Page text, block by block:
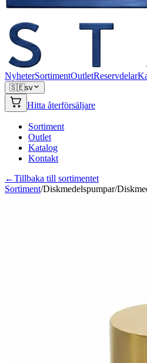
NyheterSortimentOutletReservdelar
🇸🇪sv
Hitta återförsäljare
Sortiment
Outlet
Katalog
Kontakt
←Tillbaka till sortimentet
Sortiment/Diskmedelspumpar/